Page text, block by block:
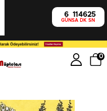
6
GÜN
11
SA
46
DK
24
SN
0